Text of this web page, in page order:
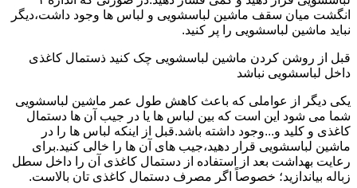
انگشت میان سقف ماشین لباسشویی و لباس ها وجود داشت،دیگر
نباید ماشین لباسشویی را پر کنید.
قبل از روشن کردن ماشین لباسشویی چک کنید ذستمال کاغذی
داخل لباسشویی نباشد
یکی دیگر از عواملی که باعث کاهش طول عمر ماشین لباسشویی
شما می شود این است که بین لباس ها یا در جیب آن ها دستمال
کاغذی و کلید و...وجود داشته باشد.قبل از اینکه لباس ها را در
ماشین لباسشویی قرار دهید،جیب های آن ها را خالی کنید.برای
رعایت بهداشت بعد از استفاده از دستمال کاغذی آن را داخل سطل
زباله بیاندازید؛ خصوصاً اگر مصرف دستمال کاغذی تان بالاست.